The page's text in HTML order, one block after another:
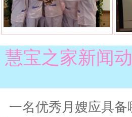
慧宝之家新闻
一名优秀月嫂应具备